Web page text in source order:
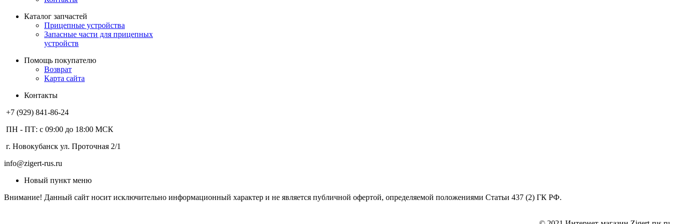
Каталог запчастей
Прицепные устройства
Запасные части для прицепных
устройств
Помощь покупателю
Возврат
Карта сайта
Контакты
+7 (929) 841-86-24
ПН - ПТ: с 09:00 до 18:00 МСК
г. Новокубанск ул. Проточная 2/1
info@zigert-rus.ru
Новый пункт меню
Внимание! Данный сайт носит исключительно информационный характер и не является публичной офертой, определяемой положениями Статьи 437 (2) ГК РФ.